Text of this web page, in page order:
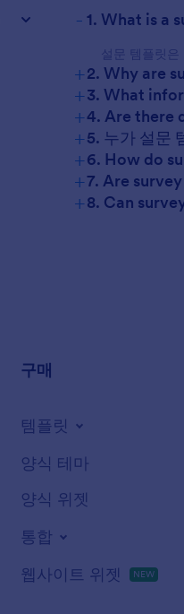
- 1. What is a
설문 템플릿
+2. Why are
+3. What
+4. Are there
+5. 누가 설문
+6. How do
+7. Are
+8. Can
구매
템플릿
양식 테마
양식 위젯
통합
웹사이트 위젯
NEW